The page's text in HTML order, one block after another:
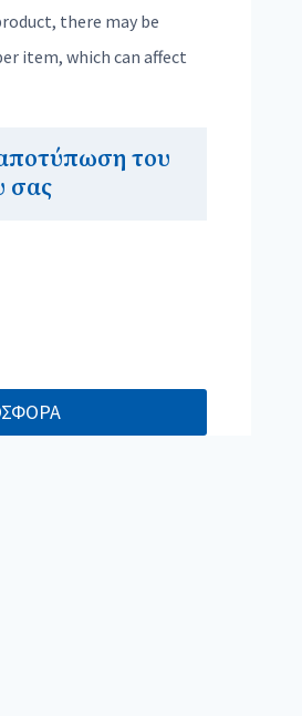
there may be
item, which can affect
του
σας